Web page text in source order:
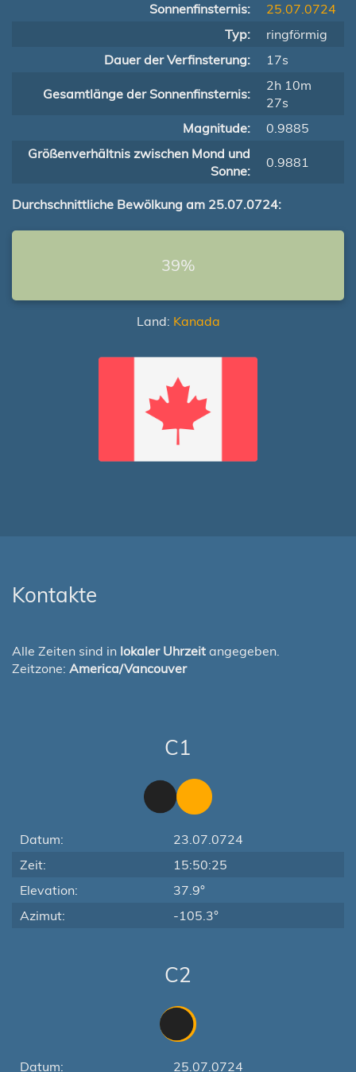
Sonnenfinsternis:
25.07.0724
Typ:
ringförmig
Dauer der Verfinsterung:
17s
Gesamtlänge der Sonnenfinsternis:
2h 10m
27s
Magnitude:
0.9885
Größenverhältnis zwischen Mond und
Sonne:
0.9881
Durchschnittliche Bewölkung am 25.07.0724:
39%
Land: Kanada
Kontakte
Alle Zeiten sind in lokaler Uhrzeit angegeben.
Zeitzone: America/Vancouver
C1
Datum:
23.07.0724
Zeit:
15:50:25
Elevation:
37.9°
Azimut:
-105.3°
C2
Datum: 25.07.0724